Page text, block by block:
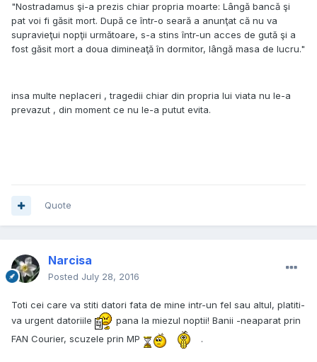
"Nostradamus şi-a prezis chiar propria moarte: Lângă bancă şi
pat voi fi găsit mort. După ce într-o seară a anunţat că nu va
supravieţui nopţii următoare, s-a stins într-un acces de gută şi a
fost găsit mort a doua dimineaţă în dormitor, lângă masa de lucru."
insa multe neplaceri , tragedii chiar din propria lui viata nu le-a
prevazut , din moment ce nu le-a putut evita.
Quote
Narcisa
Posted July 28, 2016
Toti cei care va stiti datori fata de mine intr-un fel sau altul, platiti-
va urgent datoriile
pana la miezul noptii! Banii -neaparat prin
FAN Courier, scuzele prin MP
.